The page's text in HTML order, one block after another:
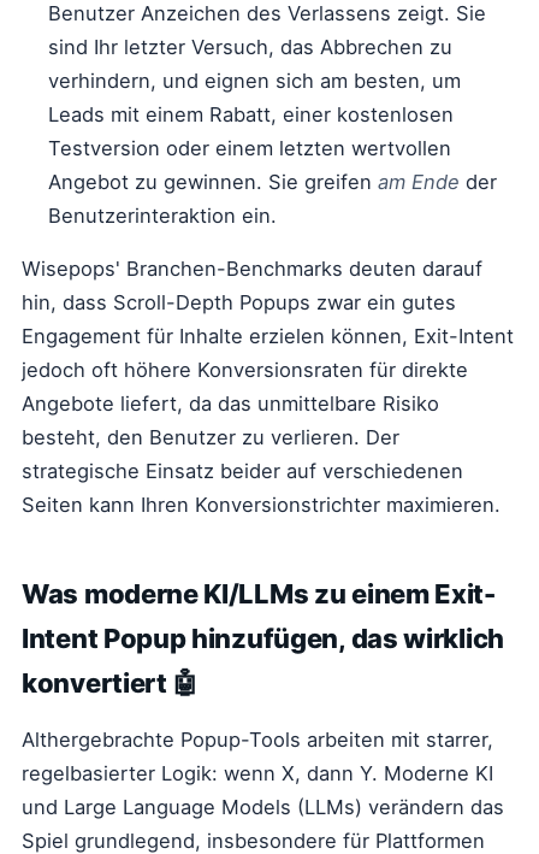
Benutzer Anzeichen des Verlassens zeigt. Sie
sind Ihr letzter Versuch, das Abbrechen zu
verhindern, und eignen sich am besten, um
Leads mit einem Rabatt, einer kostenlosen
Testversion oder einem letzten wertvollen
Angebot zu gewinnen. Sie greifen am Ende der
Benutzerinteraktion ein.
Wisepops' Branchen-Benchmarks deuten darauf
hin, dass Scroll-Depth Popups zwar ein gutes
Engagement für Inhalte erzielen können, Exit-Intent
jedoch oft höhere Konversionsraten für direkte
Angebote liefert, da das unmittelbare Risiko
besteht, den Benutzer zu verlieren. Der
strategische Einsatz beider auf verschiedenen
Seiten kann Ihren Konversionstrichter maximieren.
Was moderne KI/LLMs zu einem Exit-
Intent Popup hinzufügen, das wirklich
konvertiert 🤖
Althergebrachte Popup-Tools arbeiten mit starrer,
regelbasierter Logik: wenn X, dann Y. Moderne KI
und Large Language Models (LLMs) verändern das
Spiel grundlegend, insbesondere für Plattformen